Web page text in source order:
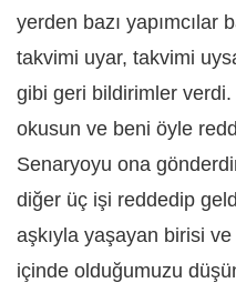
yerden bazı yapımcılar
takvimi uyar, takvimi
gibi geri bildirimler
okusun ve beni öyle
Senaryoyu ona
diğer üç işi reddedip
aşkıyla yaşayan birisi
içinde olduğumuzu